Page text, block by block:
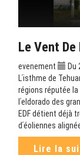
Le Vent
evenement
Du
Lʹisthme de
régions réputée
lʹeldorado des
EDF détient déjà
dʹéoliennes
Lire la